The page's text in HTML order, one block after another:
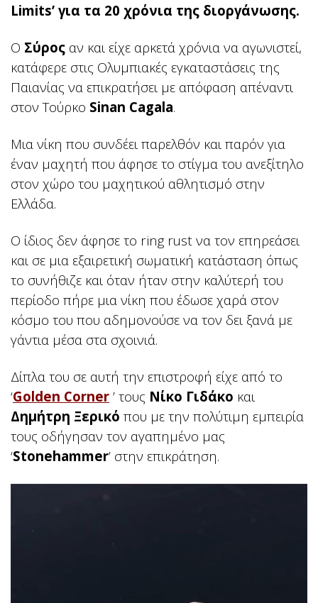
Limits’ για τα 20 χρόνια της διοργάνωσης.
Ο Σύρος αν και είχε αρκετά χρόνια να αγωνιστεί,
κατάφερε στις Ολυμπιακές εγκαταστάσεις της
Παιανίας να επικρατήσει με απόφαση απέναντι
στον Τούρκο Sinan Cagala.
Μια νίκη που συνδέει παρελθόν και παρόν για
έναν μαχητή που άφησε το στίγμα του ανεξίτηλο
στον χώρο του μαχητικού αθλητισμό στην
Ελλάδα.
Ο ίδιος δεν άφησε το ring rust να τον επηρεάσει
και σε μια εξαιρετική σωματική κατάσταση όπως
το συνήθιζε και όταν ήταν στην καλύτερή του
περίοδο πήρε μια νίκη που έδωσε χαρά στον
κόσμο του που αδημονούσε να τον δει ξανά με
γάντια μέσα στα σχοινιά.
Δίπλα του σε αυτή την επιστροφή είχε από το
‘Golden Corner ’ τους Νίκο Γιδάκο και
Δημήτρη Ξερικό που με την πολύτιμη εμπειρία
τους οδήγησαν τον αγαπημένο μας
‘Stonehammer’ στην επικράτηση.